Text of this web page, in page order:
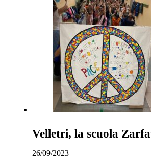
Velletri, la scuola
26/09/2023